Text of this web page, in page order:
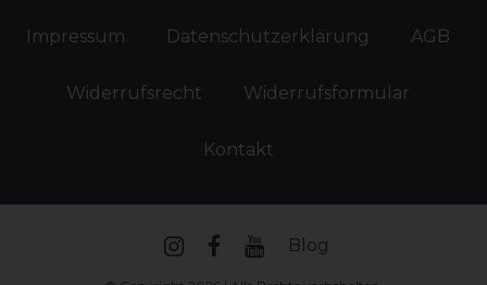
Impressum Daten­schutz­erklärung AGB
Widerrufs­recht Widerrufs­formular
Kontakt
Blog